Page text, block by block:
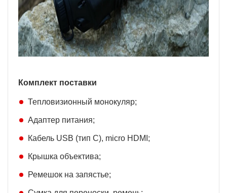
Комплект поставки
Тепловизионный монокуляр;
Адаптер питания;
Кабель USB (тип C), micro HDMI;
Крышка объектива;
Ремешок на запястье;